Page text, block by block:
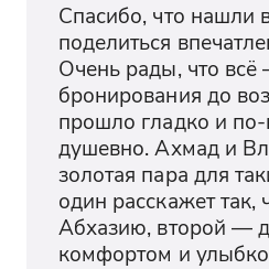
Спасибо, что нашли
поделиться
Очень рады, что всё
бронирования до
прошло гладко и
душевно. Ахмад и
золотая пара для
один расскажет
Абхазию, второй —
комфортом и